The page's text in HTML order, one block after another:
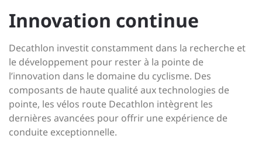
Innovation continue
Decathlon investit constamment dans la recherche et
le développement pour rester à la pointe de
l’innovation dans le domaine du cyclisme. Des
composants de haute qualité aux technologies de
pointe, les vélos route Decathlon intègrent les
dernières avancées pour offrir une expérience de
conduite exceptionnelle.